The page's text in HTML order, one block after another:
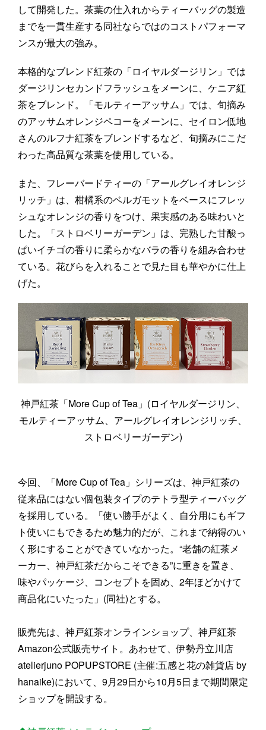
して開発した。茶葉の仕入れからティーバッグの製造
までを一貫生産する同社ならではのコストパフォーマ
ンスが最大の強み。
本格的なブレンド紅茶の「ロイヤルダージリン」では
ダージリンセカンドフラッシュをメーンに、ケニア紅
茶をブレンド。「モルティーアッサム」では、旬摘み
のアッサムオレンジペコーをメーンに、セイロン低地
さんのルフナ紅茶をブレンドするなど、旬摘みにこだ
わった高品質な茶葉を使用している。
また、フレーバードティーの「アールグレイオレンジ
リッチ」は、柑橘系のベルガモットをベースにフレッ
シュなオレンジの香りをつけ、果実感のある味わいと
した。「ストロベリーガーデン」は、完熟した甘酸っ
ぱいイチゴの香りに柔らかなバラの香りを組み合わせ
ている。花びらを入れることで見た目も華やかに仕上
げた。
神戸紅茶「More Cup of Tea」(ロイヤルダージリン、
モルティーアッサム、アールグレイオレンジリッチ、
ストロベリーガーデン)
今回、「More Cup of Tea」シリーズは、神戸紅茶の
従来品にはない個包装タイプのテトラ型ティーバッグ
を採用している。「使い勝手がよく、自分用にもギフ
ト使いにもできるため魅力的だが、これまで納得のい
く形にすることができていなかった。“老舗の紅茶メ
ーカー、神戸紅茶だからこそできる”に重きを置き、
味やパッケージ、コンセプトを固め、2年ほどかけて
商品化にいたった」(同社)とする。
販売先は、神戸紅茶オンラインショップ、神戸紅茶
Amazon公式販売サイト。あわせて、伊勢丹立川店
atelierjuno POPUPSTORE (主催:五感と花の雑貨店 by
hanaike)において、9月29日から10月5日まで期間限定
ショップを開設する。